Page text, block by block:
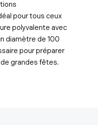
pour tous ceux
polyvalente avec
diamètre de 100
pour préparer
grandes fêtes.